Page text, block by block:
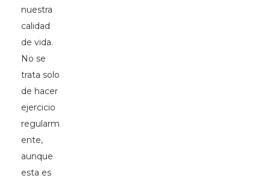
nuestra
calidad
de vida.
No se
trata solo
de hacer
ejercicio
regularm
ente,
aunque
esta es